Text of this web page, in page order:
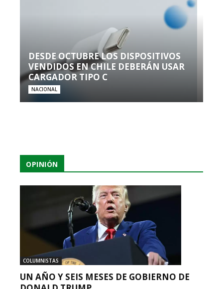
DESDE OCTUBRE LOS DISPOSITIVOS
VENDIDOS EN CHILE DEBERÁN USAR
CARGADOR TIPO C
NACIONAL
OPINIÓN
COLUMNISTAS
UN AÑO Y SEIS MESES DE GOBIERNO DE